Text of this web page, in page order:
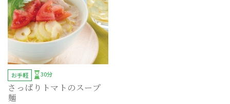
お手軽 30分
さっぱりトマトのスープ
麺